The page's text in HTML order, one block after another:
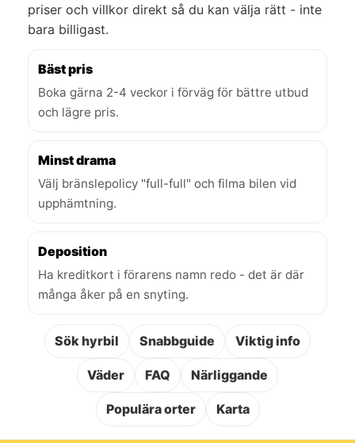
priser och villkor direkt så du kan välja rätt - inte
bara billigast.
Bäst pris
Boka gärna 2-4 veckor i förväg för bättre utbud
och lägre pris.
Minst drama
Välj bränslepolicy "full-full" och filma bilen vid
upphämtning.
Deposition
Ha kreditkort i förarens namn redo - det är där
många åker på en snyting.
Sök hyrbil Snabbguide Viktig info
Väder FAQ Närliggande
Populära orter Karta